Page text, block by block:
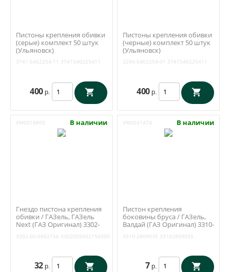
Пистоны крепления обивки
(серые) комплект 50 штук
(Ульяновск)
3741-5402254-11 3741540225411
400 р.
Пистоны крепления обивки
(черные) комплект 50 штук
(Ульяновск)
2206-5402254-01 3741540225411
400 р.
УМ0018805 В наличии
Гнездо пистона крепления
обивки / ГАЗель, ГАЗель
Next (ГАЗ Оригинал) 3302-
3302-00-5602156 3302005602156000
32 р.
УМ0031474 В наличии
Пистон крепления
боковины бруса / ГАЗель,
Валдай (ГАЗ Оригинал) 3310-
3310-2809035 33102809035
7 р.